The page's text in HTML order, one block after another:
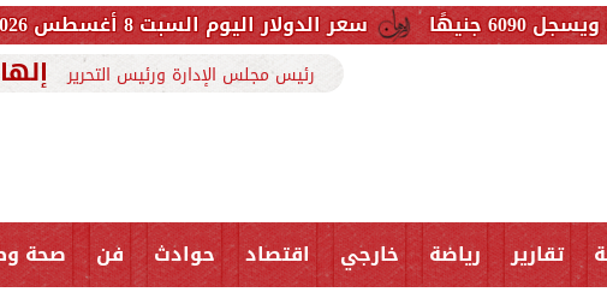
سعر الدولار اليوم السبت 8 أغسطس 2026.. استقرار أمام الجنيه في البنوك
رئيس مجلس الإدارة ورئيس التحرير
تقارير رياضة خارجي اقتصاد حوادث فن صحة